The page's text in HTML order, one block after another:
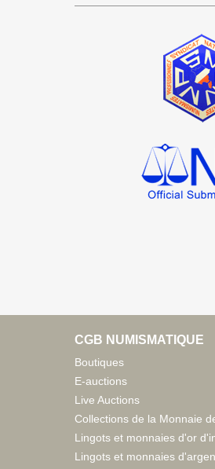
CGB NUMISMATIQUE
Boutiques
E-auctions
Live Auctions
Collections de la Monnaie
Lingots et monnaies d'or
Lingots et monnaies